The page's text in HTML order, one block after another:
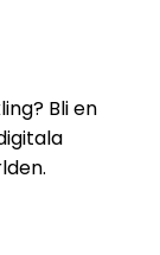
Bli en